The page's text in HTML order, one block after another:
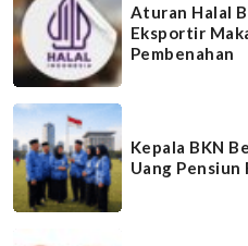
Aturan Halal
Eksportir
Pembenahan
Kepala BKN
Uang Pensiun